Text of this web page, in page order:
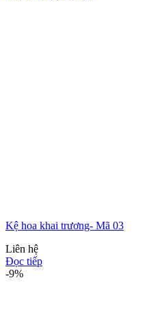
Kệ hoa khai trương- Mã 03
Liên hệ
Đọc tiếp
-9%